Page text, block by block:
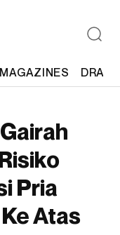
MAGAZINES
Pria
Atas